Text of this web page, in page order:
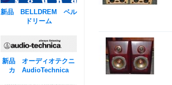
新品 BELLDREM ベル
ドリーム
新品 オーディオテクニ
カ AudioTechnica